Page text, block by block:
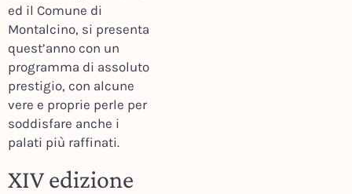
ed il Comune di
Montalcino, si presenta
quest’anno con un
programma di assoluto
prestigio, con alcune
vere e proprie perle per
soddisfare anche i
palati più raffinati.
XIV edizione